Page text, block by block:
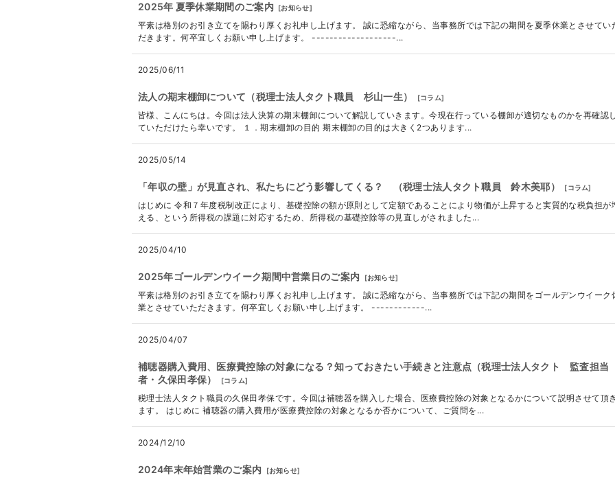
2025年 夏季休業期間のご案内 [お知らせ]
平素は格別のお引き立てを賜わり厚くお礼申し上げます。 誠に恐縮ながら、当事務所では下記の期間を夏季休業とさせてい
だきます。何卒宜しくお願い申し上げます。 -------------------...
2025/06/11
法人の期末棚卸について（税理士法人タクト職員 杉山一生） [コラム]
皆様、こんにちは。今回は法人決算の期末棚卸について解説していきます。今現在行っている棚卸が適切なものかを再確認し
ていただけたら幸いです。 １．期末棚卸の目的 期末棚卸の目的は大きく2つあります...
2025/05/14
「年収の壁」が見直され、私たちにどう影響してくる？ （税理士法人タクト職員 鈴木美耶） [コラム]
はじめに 令和７年度税制改正により、基礎控除の額が原則として定額であることにより物価が上昇すると実質的な税負担が
える、という所得税の課題に対応するため、所得税の基礎控除等の見直しがされました...
2025/04/10
2025年ゴールデンウイーク期間中営業日のご案内 [お知らせ]
平素は格別のお引き立てを賜わり厚くお礼申し上げます。 誠に恐縮ながら、当事務所では下記の期間をゴールデンウイーク
業とさせていただきます。何卒宜しくお願い申し上げます。 ------------...
2025/04/07
補聴器購入費用、医療費控除の対象になる？知っておきたい手続きと注意点（税理士法人タクト 監査担当
者・久保田孝保）
[コラム]
税理士法人タクト職員の久保田孝保です。今回は補聴器を購入した場合、医療費控除の対象となるかについて説明させて頂き
ます。 はじめに 補聴器の購入費用が医療費控除の対象となるか否かについて、ご質問を...
2024/12/10
2024年末年始営業のご案内 [お知らせ]